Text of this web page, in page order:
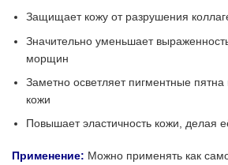
Защищает кожу от разрушения
Значительно уменьшает
морщин
Заметно осветляет пигментные пятна
кожи
Повышает эластичность кожи, делая
Применение: Можно применять как